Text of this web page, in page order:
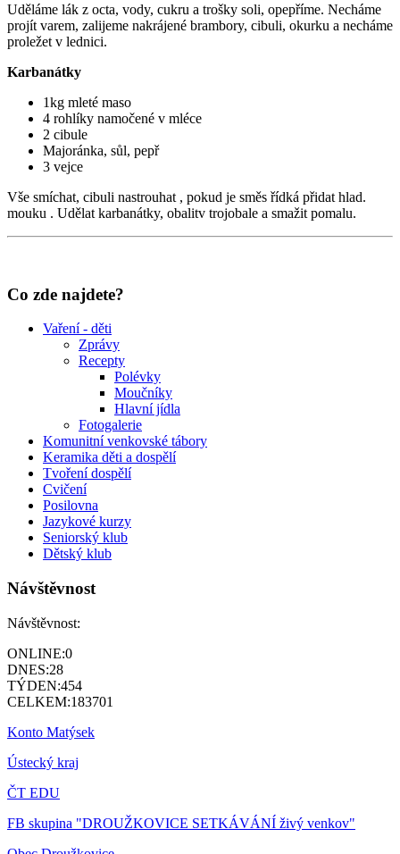
Uděláme lák z octa, vody, cukru a trošky soli, opepříme. Necháme
projít varem, zalijeme nakrájené brambory, cibuli, okurku a necháme
proležet v lednici.
Karbanátky
1kg mleté maso
4 rohlíky namočené v mléce
2 cibule
Majoránka, sůl, pepř
3 vejce
Vše smíchat, cibuli nastrouhat , pokud je směs řídká přidat hlad.
mouku . Udělat karbanátky, obalitv trojobale a smažit pomalu.
Co zde najdete?
Vaření - děti
Zprávy
Recepty
Polévky
Moučníky
Hlavní jídla
Fotogalerie
Komunitní venkovské tábory
Keramika děti a dospělí
Tvoření dospělí
Cvičení
Posilovna
Jazykové kurzy
Seniorský klub
Dětský klub
Návštěvnost
Návštěvnost:
ONLINE:0
DNES:28
TÝDEN:454
CELKEM:183701
Konto Matýsek
Ústecký kraj
ČT EDU
FB skupina "DROUŽKOVICE SETKÁVÁNÍ živý venkov"